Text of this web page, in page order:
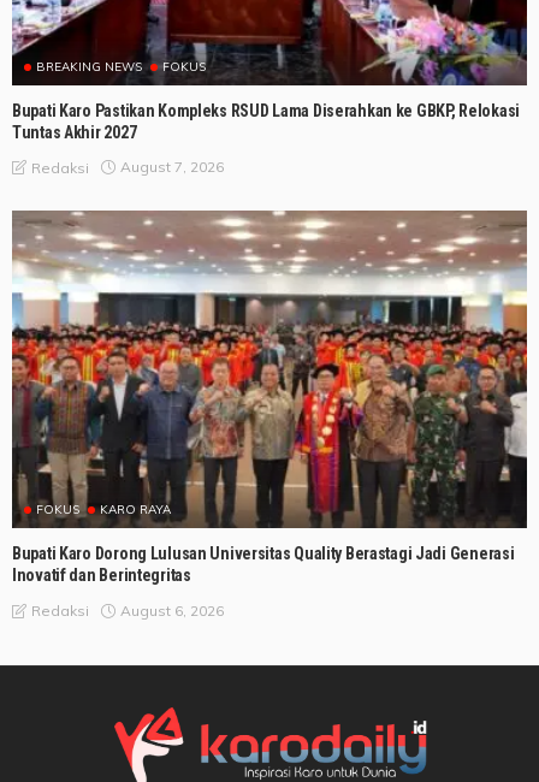
BREAKING NEWS FOKUS
Bupati Karo Pastikan Kompleks RSUD Lama Diserahkan ke GBKP, Relokasi
Tuntas Akhir 2027
Redaksi August 7, 2026
FOKUS KARO RAYA
Bupati Karo Dorong Lulusan Universitas Quality Berastagi Jadi Generasi
Inovatif dan Berintegritas
Redaksi August 6, 2026